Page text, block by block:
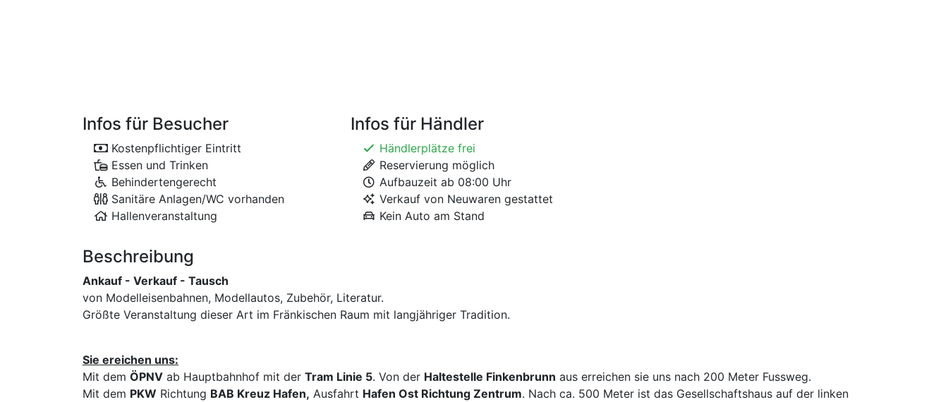
Infos für Besucher
Kostenpflichtiger Eintritt
Essen und Trinken
Behindertengerecht
Sanitäre Anlagen/WC vorhanden
Hallenveranstaltung
Infos für Händler
Händlerplätze frei
Reservierung möglich
Aufbauzeit ab 08:00 Uhr
Verkauf von Neuwaren gestattet
Kein Auto am Stand
Beschreibung
Ankauf - Verkauf - Tausch
von Modelleisenbahnen, Modellautos, Zubehör, Literatur.
Größte Veranstaltung dieser Art im Fränkischen Raum mit langjähriger Tradition.
Sie ereichen uns:
Mit dem ÖPNV ab Hauptbahnhof mit der Tram Linie 5. Von der Haltestelle Finkenbrunn aus erreichen sie uns nach 200 Meter Fussweg.
Mit dem PKW Richtung BAB Kreuz Hafen, Ausfahrt Hafen Ost Richtung Zentrum. Nach ca. 500 Meter ist das Gesellschaftshaus auf der linken